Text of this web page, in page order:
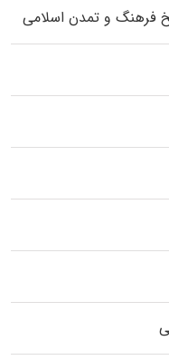
فرهنگ و تمدن اسلامی